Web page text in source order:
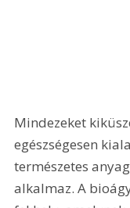
Mindezeket
egészségesen
természetes
alkalmaz. A